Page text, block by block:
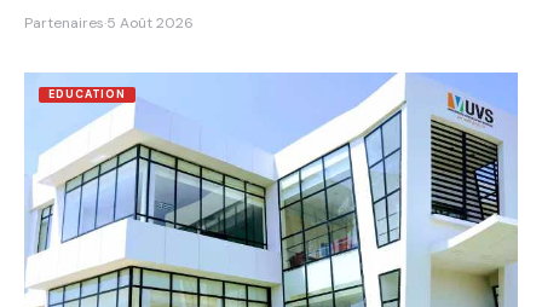
Partenaires·5 Août 2026
EDUCATION